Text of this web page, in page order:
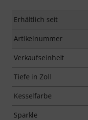
Erhältlich seit
Artikelnummer
Verkaufseinheit
Tiefe in Zoll
Kesselfarbe
Sparkle